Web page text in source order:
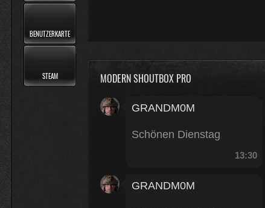
BENUTZERKARTE
STEAM MODERN SHOUTBOX PRO
GRANDM0M
Schönen Dienstag
13:30
GRANDM0M